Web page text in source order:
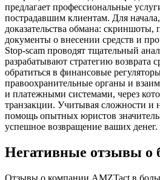
предлагает профессиональные
пострадавшим клиентам. Для
доказательства обмана: скриншоты,
документы о внесении средств и
Stop-scam проводят тщательный
разрабатывают стратегию возврата
обратиться в финансовые
правоохранительные органы и
и платежными системами, через
транзакции. Учитывая сложности
помощь опытных юристов
успешное возвращение ваших денег.
Негативные отзывы о
Отзывы о компании AMZTact в